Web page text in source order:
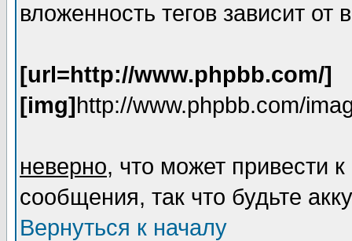
вложенность тегов зависит от
[url=http://www.phpbb.com/]
[img]http://www.phpbb.com/
неверно, что может привести
сообщения, так что будьте
Вернуться к началу